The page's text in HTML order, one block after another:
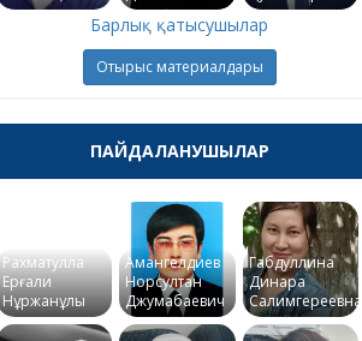
Барлық қатысушылар
Отырыс материалдары
ПАЙДАЛАНУШЫЛАР
Рахматулла
Ерғали
Нұржанұлы
Амангелдиев
Норсултан
Джумабаевич
Габдуллина
Динара
Салимгереевна